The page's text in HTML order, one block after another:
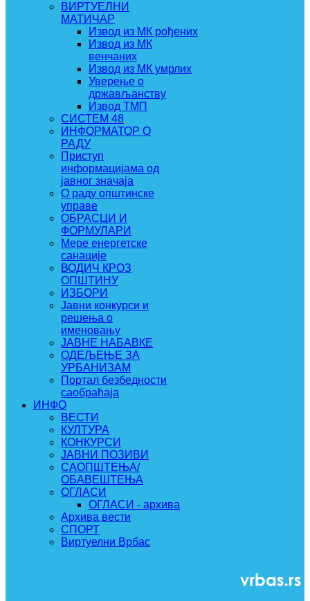
ВИРТУЕЛНИ
МАТИЧАР
Извод из МК рођених
Извод из МК
венчаних
Извод из МК умрлих
Уверење о
држављанству
Извод ТМП
СИСТЕМ 48
ИНФОРМАТОР О
РАДУ
Приступ
информацијама од
јавног значаја
О раду општинске
управе
ОБРАСЦИ И
ФОРМУЛАРИ
Мере енергетске
санације
ВОДИЧ КРОЗ
ОПШТИНУ
ИЗБОРИ
Јавни конкурси и
решења о
именовању
ЈАВНЕ НАБАВКЕ
ОДЕЉЕЊЕ ЗА
УРБАНИЗАМ
Портал безбедности
саобраћаја
ИНФО
ВЕСТИ
КУЛТУРА
КОНКУРСИ
ЈАВНИ ПОЗИВИ
САОПШТЕЊА/
ОБАВЕШТЕЊА
ОГЛАСИ
ОГЛАСИ - архива
Архива вести
СПОРТ
Виртуелни Врбас